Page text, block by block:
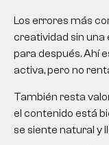
Los errores más
creatividad sin una
para después. Ahí
activa, pero no
También resta
el contenido está
se siente natural y